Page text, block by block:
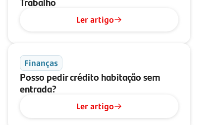
Ler artigo
Finanças
Posso pedir crédito habitação sem
entrada?
Ler artigo